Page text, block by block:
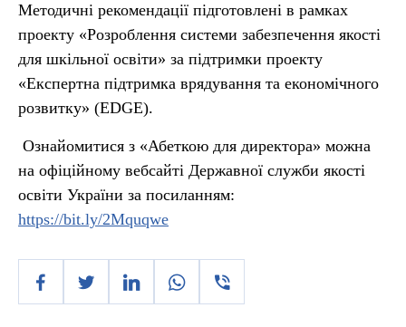
Методичні рекомендації підготовлені в рамках
проекту «Розроблення системи забезпечення якості
для шкільної освіти» за підтримки проекту
«Експертна підтримка врядування та економічного
розвитку» (EDGE).
Ознайомитися з «Абеткою для директора» можна
на офіційному вебсайті Державної служби якості
освіти України за посиланням:
https://bit.ly/2Mquqwe